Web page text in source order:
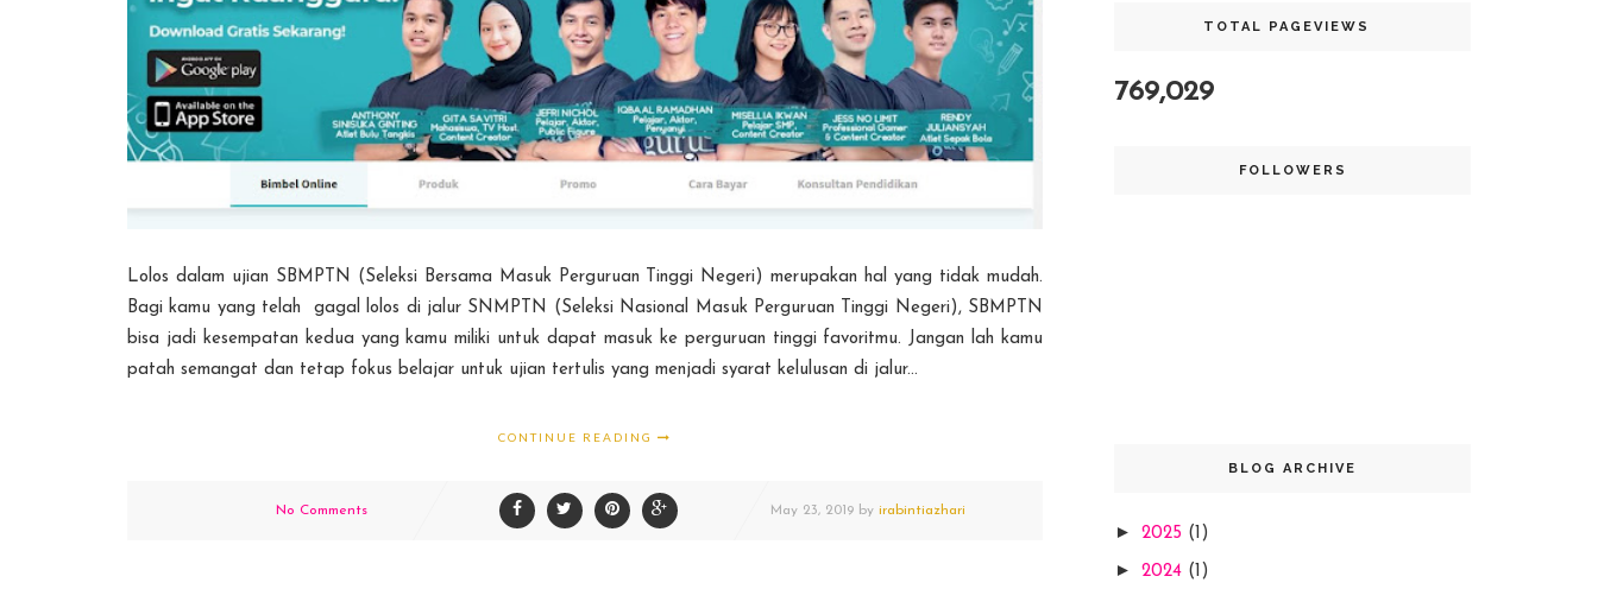
Lolos dalam ujian SBMPTN (Seleksi Bersama Masuk Perguruan Tinggi Negeri) merupakan hal yang tidak mudah.
Bagi kamu yang telah gagal lolos di jalur SNMPTN (Seleksi Nasional Masuk Perguruan Tinggi Negeri), SBMPTN
bisa jadi kesempatan kedua yang kamu miliki untuk dapat masuk ke perguruan tinggi favoritmu. Jangan lah kamu
patah semangat dan tetap fokus belajar untuk ujian tertulis yang menjadi syarat kelulusan di jalur...
CONTINUE READING
No Comments May 23, 2019 by irabintiazhari
TOTAL PAGEVIEWS
769,029
FOLLOWERS
BLOG ARCHIVE
► 2025 (1)
► 2024 (1)